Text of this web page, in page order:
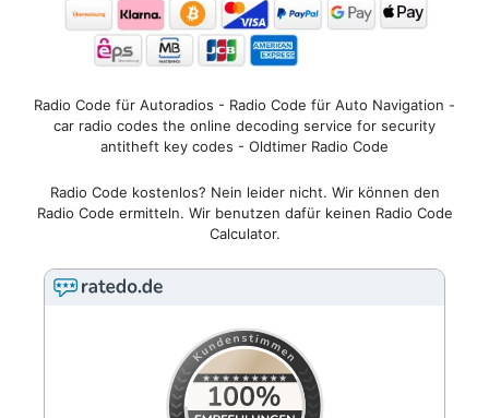
Radio Code für Autoradios - Radio Code für Auto Navigation -
car radio codes the online decoding service for security
antitheft key codes - Oldtimer Radio Code
Radio Code kostenlos? Nein leider nicht. Wir können den
Radio Code ermitteln. Wir benutzen dafür keinen Radio Code
Calculator.